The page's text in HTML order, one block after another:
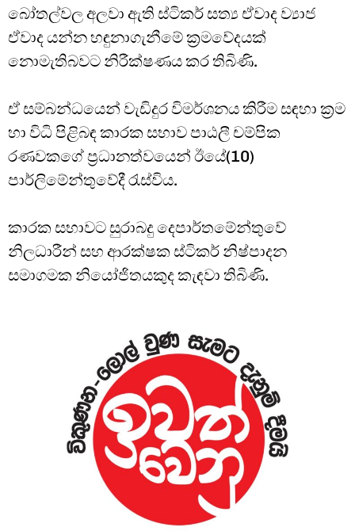
බෝතල්වල අලවා ඇති ස්ටිකර් සත්‍ය ඒවාද ව්‍යාජ
ඒවාද යන්න හඳුනාගැනීමේ ක්‍රමවේදයක්
නොමැතිබවට නිරීක්ෂණය කර තිබිණි.
ඒ සම්බන්ධයෙන් වැඩිදුර විමර්ශනය කිරීම සඳහා ක්‍රම
හා විධි පිළිබඳ කාරක සභාව පාඨලී චම්පික
රණවකගේ ප්‍රධානත්වයෙන් ඊයේ(10)
පාර්ලිමේන්තුවේදී රැස්විය.
කාරක සභාවට සුරාබදු දෙපාර්තමේන්තුවේ
නිලධාරීන් සහ ආරක්ෂක ස්ටිකර් නිෂ්පාදන
සමාගමක නියෝජිතයකුද කැඳවා තිබිණි.